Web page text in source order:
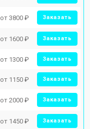
от 3800 ₽ Заказать
от 1600 ₽ Заказать
от 1300 ₽ Заказать
от 1150 ₽ Заказать
от 2000 ₽ Заказать
от 1450 ₽ Заказать